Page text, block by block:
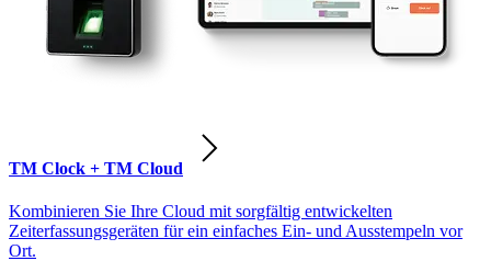
TM Clock + TM Cloud
Kombinieren Sie Ihre Cloud mit sorgfältig entwickelten
Zeiterfassungsgeräten für ein einfaches Ein- und Ausstempeln vor
Ort.